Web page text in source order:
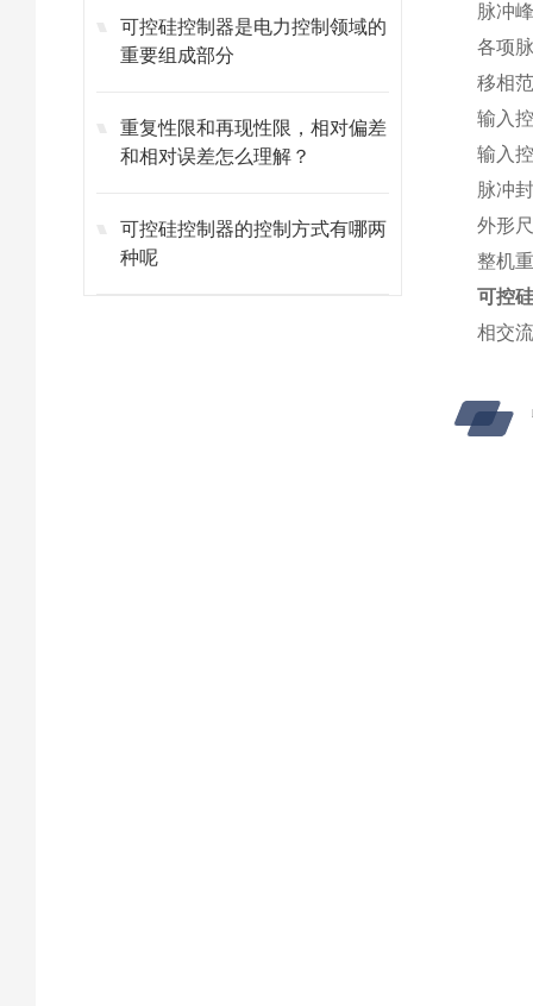
可控硅控制器是电力控制领域的
重要组成部分
重复性限和再现性限，相对偏差
和相对误差怎么理解？
可控硅控制器的控制方式有哪两
种呢
脉冲
各项
移相
输入
输入
脉冲
外形
整机
可控
相交